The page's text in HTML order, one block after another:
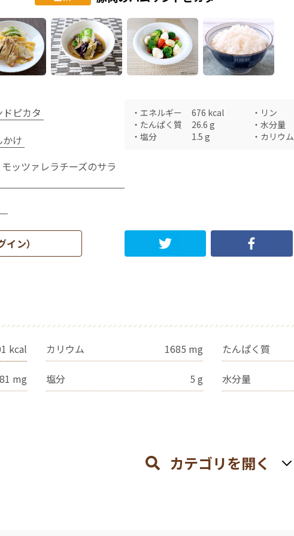
ピカタ
け
ッツァレラチーズのサラ
・ エネルギー 676 kcal ・ リン
・ たんぱく質 26.6 g ・ 水分量
・ 塩分 1.5 g ・ カリウム
ン）
kcal カリウム 1685 mg たんぱく質
mg 塩分 5 g 水分量
カテゴリを開く